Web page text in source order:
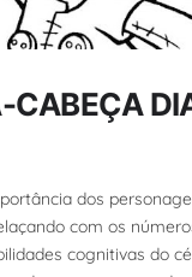
CABEÇA
dos
com os
cognitivas do